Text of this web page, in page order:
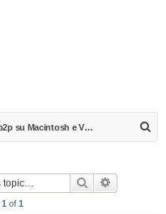
p2p su Macintosh e Video Download
Search
1 of 1